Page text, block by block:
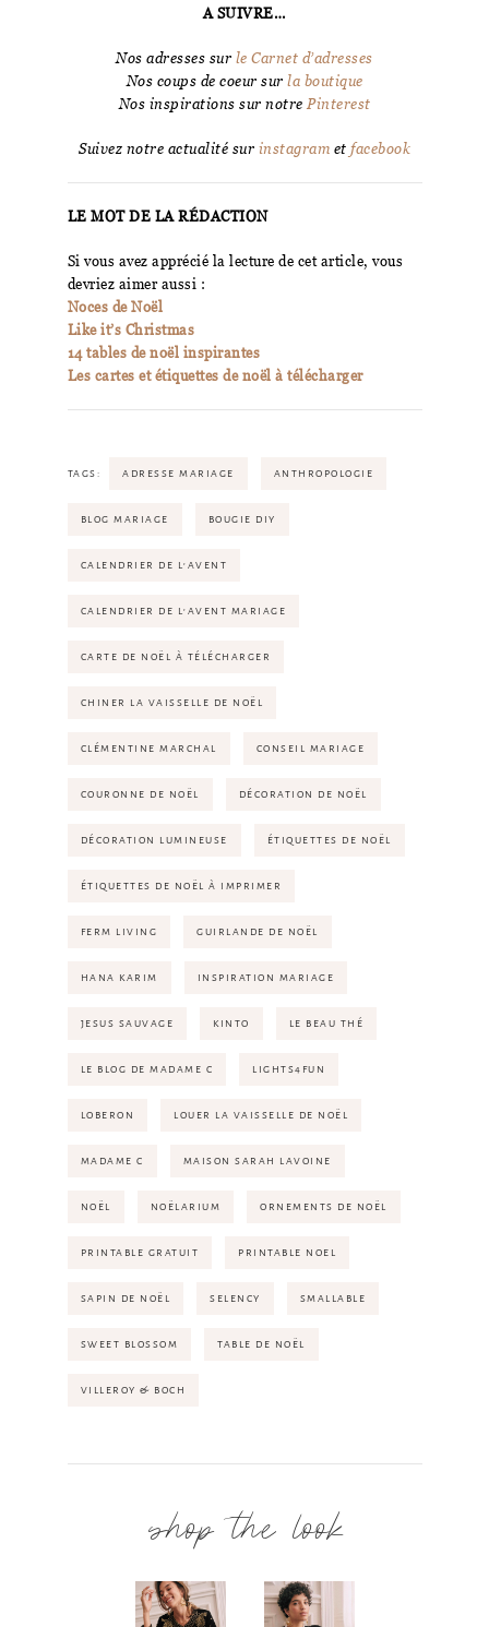
A SUIVRE…
Nos adresses sur le Carnet d’adresses
Nos coups de coeur sur la boutique
Nos inspirations sur notre Pinterest
Suivez notre actualité sur instagram et facebook
LE MOT DE LA RÉDACTION
Si vous avez apprécié la lecture de cet article, vous
devriez aimer aussi :
Noces de Noël
Like it’s Christmas
14 tables de noël inspirantes
Les cartes et étiquettes de noël à télécharger
TAGS: ADRESSE MARIAGE ANTHROPOLOGIE
BLOG MARIAGE BOUGIE DIY
CALENDRIER DE L'AVENT
CALENDRIER DE L'AVENT MARIAGE
CARTE DE NOËL À TÉLÉCHARGER
CHINER LA VAISSELLE DE NOËL
CLÉMENTINE MARCHAL CONSEIL MARIAGE
COURONNE DE NOËL DÉCORATION DE NOËL
DÉCORATION LUMINEUSE ÉTIQUETTES DE NOËL
ÉTIQUETTES DE NOËL À IMPRIMER
FERM LIVING GUIRLANDE DE NOËL
HANA KARIM INSPIRATION MARIAGE
JESUS SAUVAGE KINTO LE BEAU THÉ
LE BLOG DE MADAME C LIGHTS4FUN
LOBERON LOUER LA VAISSELLE DE NOËL
MADAME C MAISON SARAH LAVOINE
NOËL NOËLARIUM ORNEMENTS DE NOËL
PRINTABLE GRATUIT PRINTABLE NOEL
SAPIN DE NOËL SELENCY SMALLABLE
SWEET BLOSSOM TABLE DE NOËL
VILLEROY & BOCH
shop the look